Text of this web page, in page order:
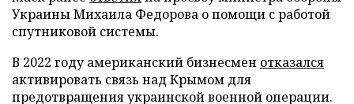
Украины Михаила Федорова о помощи с работой
спутниковой системы.
В 2022 году американский бизнесмен отказался
активировать связь над Крымом для
предотвращения украинской военной операции.